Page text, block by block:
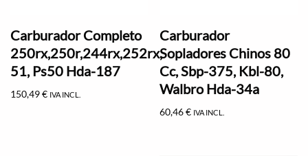
Carburador Completo
250rx,250r,244rx,252rx,
51, Ps50 Hda-187
150,49€ IVA INCL.
Carburador
Sopladores Chinos 80
Cc, Sbp-375, Kbl-80,
Walbro Hda-34a
60,46€ IVA INCL.